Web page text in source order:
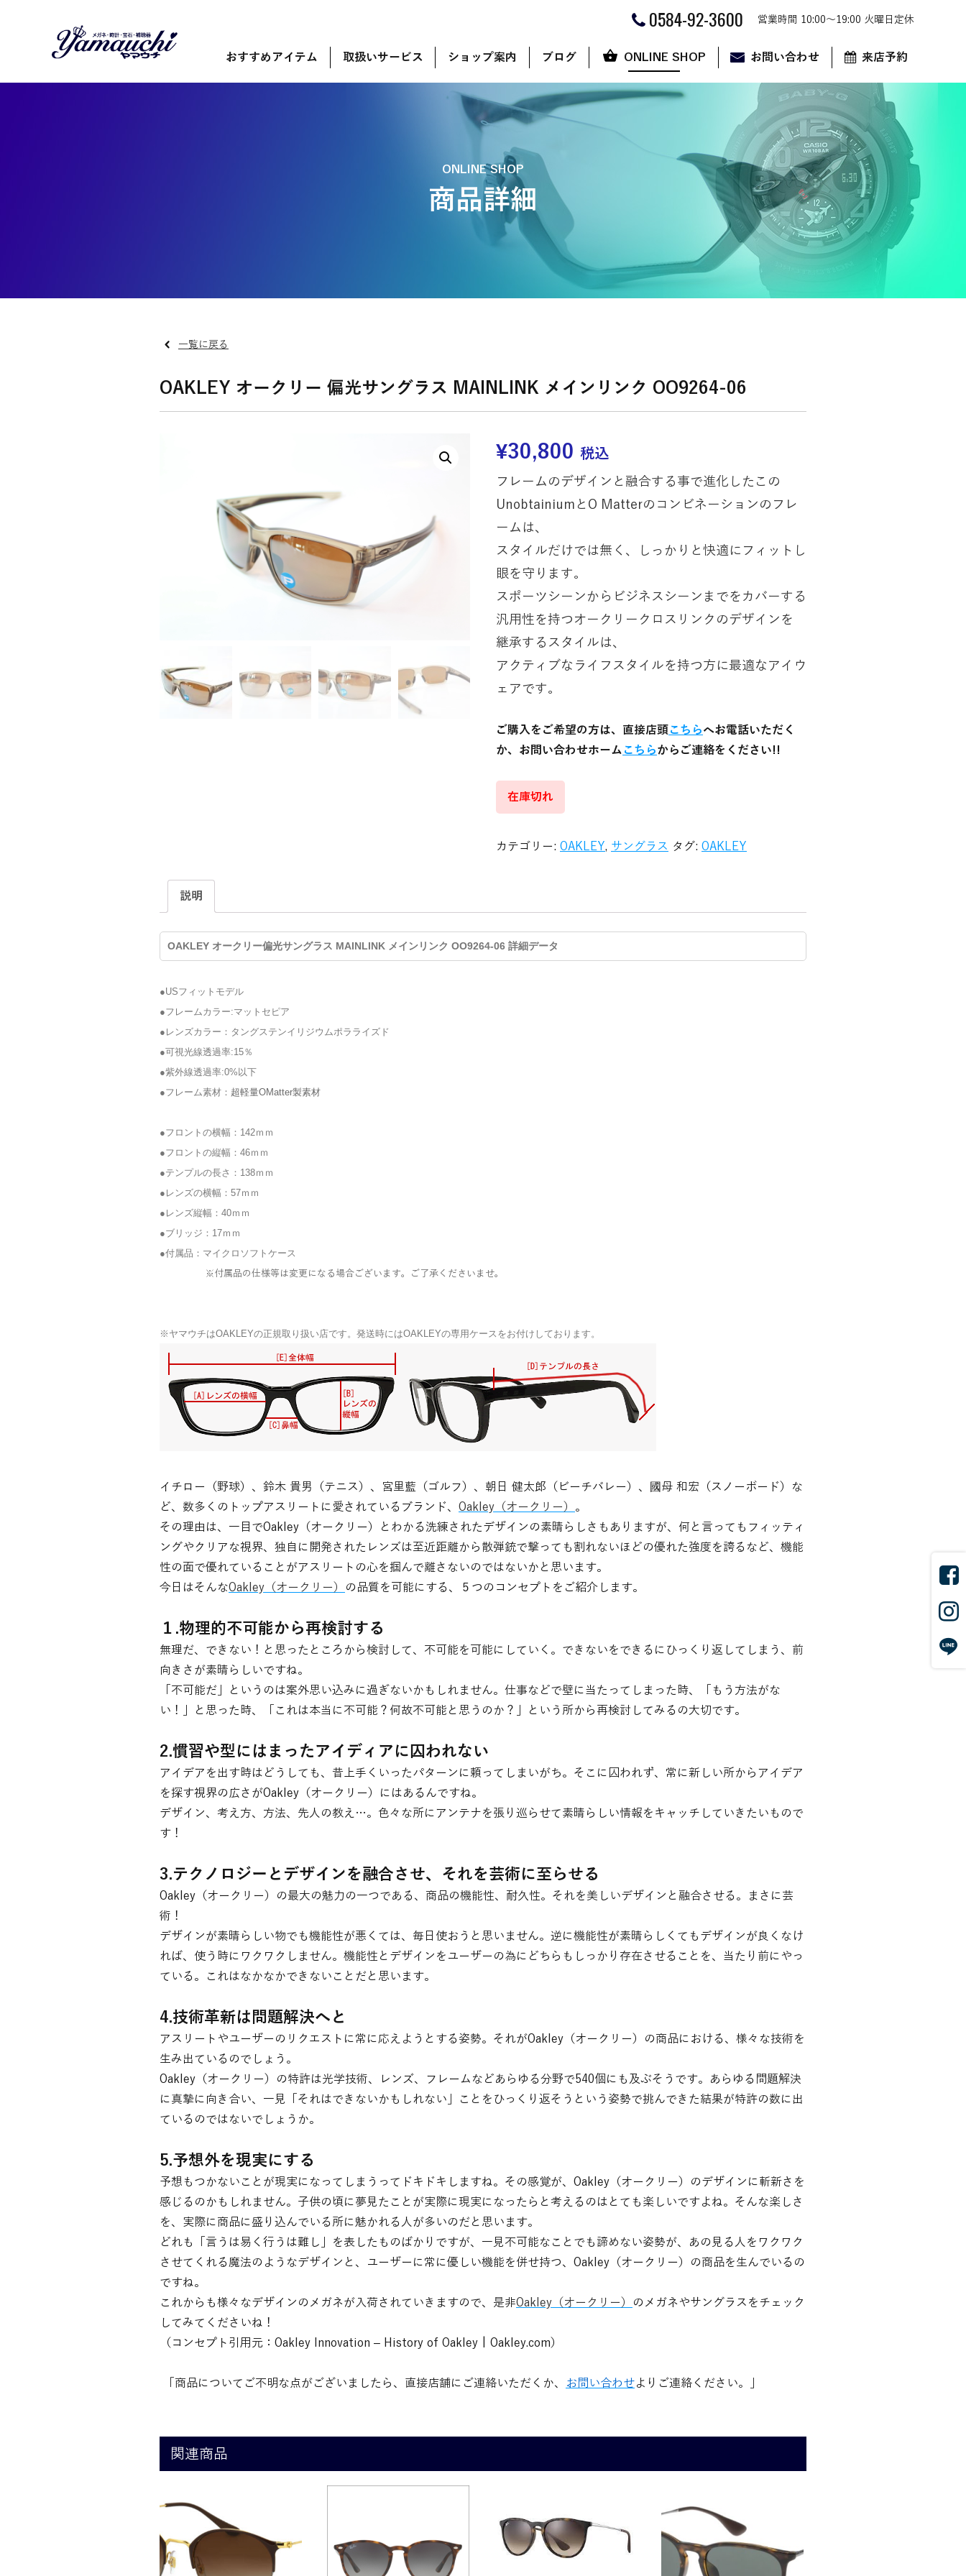
0584-92-3600 営業時間 10:00～19:00 火曜日定休
おすすめアイテム 取扱いサービス ショップ案内 ブログ ONLINE SHOP お問い合わせ 来店予約
ONLINE SHOP
商品詳細
一覧に戻る
OAKLEY オークリー 偏光サングラス MAINLINK メインリンク OO9264-06
¥30,800 税込
フレームのデザインと融合する事で進化したこの
UnobtainiumとO Matterのコンビネーションのフレ
ームは、
スタイルだけでは無く、しっかりと快適にフィットし
眼を守ります。
スポーツシーンからビジネスシーンまでをカバーする
汎用性を持つオークリークロスリンクのデザインを
継承するスタイルは、
アクティブなライフスタイルを持つ方に最適なアイウ
ェアです。
ご購入をご希望の方は、直接店頭こちらへお電話いただく
か、お問い合わせホーム こちらからご連絡をください!!
在庫切れ
カテゴリー: OAKLEY, サングラス タグ: OAKLEY
説明
OAKLEY オークリー偏光サングラス MAINLINK メインリンク OO9264-06 詳細データ
●USフィットモデル
●フレームカラー:マットセピア
●レンズカラー：タングステンイリジウムポラライズド
●可視光線透過率:15％
●紫外線透過率:0%以下
●フレーム素材： 超軽量OMatter製素材
●フロントの横幅：142ｍｍ
●フロントの縦幅：46ｍｍ
●テンプルの長さ：138ｍｍ
●レンズの横幅：57ｍｍ
●レンズ縦幅：40ｍｍ
●ブリッジ：17ｍｍ
●付属品：マイクロソフトケース
※付属品の仕様等は変更になる場合ございます。ご了承くださいませ。
※ヤマウチはOAKLEYの正規取り扱い店です。発送時にはOAKLEYの専用ケースをお付けしております。
イチロー（野球）、鈴木 貴男（テニス）、宮里藍（ゴルフ）、朝日 健太郎（ビーチバレー）、國母 和宏（スノーボード）な
ど、数多くのトップアスリートに愛されているブランド、 Oakley（オークリー） 。
その理由は、一目でOakley（オークリー）とわかる洗練されたデザインの素晴らしさもありますが、何と言ってもフィッティ
ングやクリアな視界、独自に開発されたレンズは至近距離から散弾銃で撃っても割れないほどの優れた強度を誇るなど、機能
性の面で優れていることがアスリートの心を掴んで離さないのではないかと思います。
今日はそんなOakley（オークリー） の品質を可能にする、５つのコンセプトをご紹介します。
１.物理的不可能から再検討する
無理だ、できない！と思ったところから検討して、不可能を可能にしていく。できないをできるにひっくり返してしまう、前
向きさが素晴らしいですね。
「不可能だ」というのは案外思い込みに過ぎないかもしれません。仕事などで壁に当たってしまった時、「もう方法がな
い！」と思った時、「これは本当に不可能？何故不可能と思うのか？」という所から再検討してみるの大切です。
2.慣習や型にはまったアイディアに囚われない
アイデアを出す時はどうしても、昔上手くいったパターンに頼ってしまいがち。そこに囚われず、常に新しい所からアイデア
を探す視界の広さがOakley（オークリー）にはあるんですね。
デザイン、考え方、方法、先人の教え…。色々な所にアンテナを張り巡らせて素晴らしい情報をキャッチしていきたいもので
す！
3.テクノロジーとデザインを融合させ、それを芸術に至らせる
Oakley（オークリー）の最大の魅力の一つである、商品の機能性、耐久性。それを美しいデザインと融合させる。まさに芸
術！
デザインが素晴らしい物でも機能性が悪くては、毎日使おうと思いません。逆に機能性が素晴らしくてもデザインが良くなけ
れば、使う時にワクワクしません。機能性とデザインをユーザーの為にどちらもしっかり存在させることを、当たり前にやっ
ている。これはなかなかできないことだと思います。
4.技術革新は問題解決へと
アスリートやユーザーのリクエストに常に応えようとする姿勢。それがOakley（オークリー）の商品における、様々な技術を
生み出ているのでしょう。
Oakley（オークリー）の特許は光学技術、レンズ、フレームなどあらゆる分野で540個にも及ぶそうです。あらゆる問題解決
に真摯に向き合い、一見「それはできないかもしれない」ことをひっくり返そうという姿勢で挑んできた結果が特許の数に出
ているのではないでしょうか。
5.予想外を現実にする
予想もつかないことが現実になってしまうってドキドキしますね。その感覚が、Oakley（オークリー）のデザインに斬新さを
感じるのかもしれません。子供の頃に夢見たことが実際に現実になったらと考えるのはとても楽しいですよね。そんな楽しさ
を、実際に商品に盛り込んでいる所に魅かれる人が多いのだと思います。
どれも「言うは易く行うは難し」を表したものばかりですが、一見不可能なことでも諦めない姿勢が、あの見る人をワクワク
させてくれる魔法のようなデザインと、ユーザーに常に優しい機能を併せ持つ、Oakley（オークリー）の商品を生んでいるの
ですね。
これからも様々なデザインのメガネが入荷されていきますので、是非Oakley（オークリー）
のメガネやサングラスをチェック
してみてくださいね！
（コンセプト引用元：Oakley Innovation – History of Oakley | Oakley.com）
「商品についてご不明な点がございましたら、直接店舗にご連絡いただくか、 お問い合わせよりご連絡ください。」
関連商品